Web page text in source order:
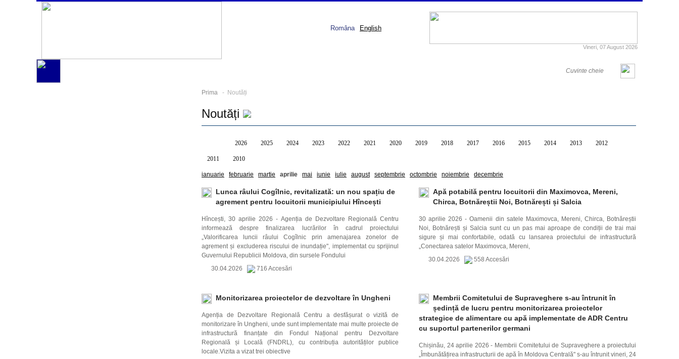
Vineri, 07 August 2026
Româna English
Prima - Noutăți
Noutăți
2026 2025 2024 2023 2022 2021 2020 2019 2018 2017 2016 2015 2014 2013 2012
2011 2010
ianuarie februarie martie aprilie mai iunie iulie august septembrie octombrie noiembrie decembrie
Lunca râului Cogîlnic, revitalizată: un nou spațiu de
agrement pentru locuitorii municipiului Hîncești
Hîncești, 30 aprilie 2026 - Agenția de Dezvoltare Regională Centru
informează despre finalizarea lucrărilor în cadrul proiectului
„Valorificarea luncii râului Cogîlnic prin amenajarea zonelor de
agrement și excluderea riscului de inundație", implementat cu sprijinul
Guvernului Republicii Moldova, din sursele Fondului
30.04.2026
716 Accesări
Apă potabilă pentru locuitorii din Maximovca, Mereni,
Chirca, Botnăreștii Noi, Botnărești și Salcia
30 aprilie 2026 - Oamenii din satele Maximovca, Mereni, Chirca, Botnăreștii
Noi, Botnărești și Salcia sunt cu un pas mai aproape de condiții de trai mai
sigure și mai confortabile, odată cu lansarea proiectului de infrastructură
„Conectarea satelor Maximovca, Mereni,
30.04.2026
558 Accesări
Monitorizarea proiectelor de dezvoltare în Ungheni
Agenția de Dezvoltare Regională Centru a desfășurat o vizită de
monitorizare în Ungheni, unde sunt implementate mai multe proiecte de
infrastructură finanțate din Fondul Național pentru Dezvoltare
Regională și Locală (FNDRL), cu contribuția autorităților publice
locale.Vizita a vizat trei obiective
Membrii Comitetului de Supraveghere s-au întrunit în
ședință de lucru pentru monitorizarea proiectelor
strategice de alimentare cu apă implementate de ADR Centru
cu suportul partenerilor germani
Chișinău, 24 aprilie 2026 - Membrii Comitetului de Supraveghere a proiectului
„Îmbunătățirea infrastructurii de apă în Moldova Centrală" s-au întrunit vineri, 24